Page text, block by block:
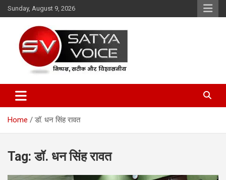
Skip
to
Sunday, August 9, 2026
Satya Voice
Home डॉ. धन सिंह रावत
Tag:डॉ. धन सिंह रावत